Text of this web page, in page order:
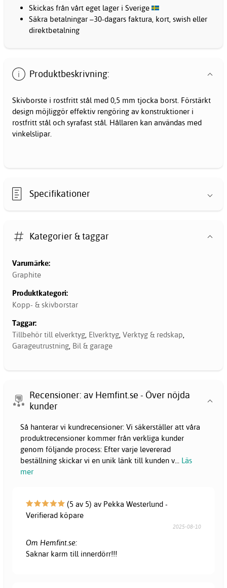
Skickas från vårt eget lager i Sverige
Säkra betalningar –30-dagars faktura, kort, swish eller
direktbetalning
Produktbeskrivning:
Skivborste i rostfritt stål med 0,5 mm tjocka borst. Förstärkt
design möjliggör effektiv rengöring av konstruktioner i
rostfritt stål och syrafast stål. Hållaren kan användas med
vinkelslipar.
Specifikationer
Kategorier & taggar
Varumärke:
Graphite
Produktkategori:
Kopp- & skivborstar
Taggar:
Tillbehör till elverktyg, Elverktyg, Verktyg & redskap,
Garageutrustning, Bil & garage
Recensioner: av Hemfint.se - Över nöjda
kunder
Så hanterar vi kundrecensioner: Vi säkerställer att våra
produktrecensioner kommer från verkliga kunder
genom följande process: Efter varje levererad
beställning skickar vi en unik länk till kunden v... Läs
mer
(5 av 5) av Pekka Westerlund -
Verifierad köpare
2025-08-10
Om Hemfint.se:
Saknar karm till innerdörr!!!